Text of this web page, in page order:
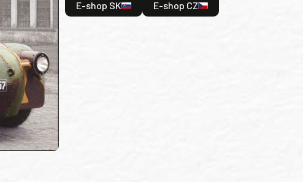
E-shop SK E-shop CZ